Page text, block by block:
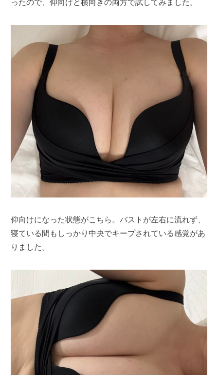
ったので、仰向けと横向きの両方で試してみました。
仰向けになった状態がこちら。バストが左右に流れず、
寝ている間もしっかり中央でキープされている感覚があ
りました。